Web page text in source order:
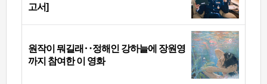
고서]
원작이 뭐길래‥정해인 강하늘에 장원영
까지 참여한 이 영화